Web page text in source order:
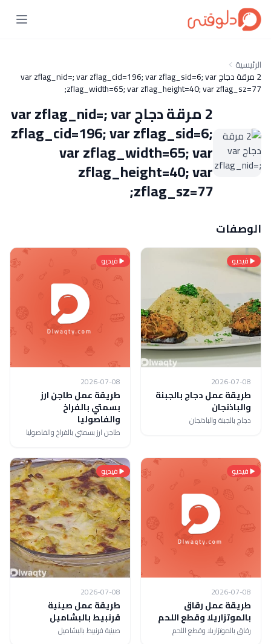
الرئيسية
2 مرقة دجاج var zflag_nid=; var zflag_cid=196; var zflag_sid=6; var
zflag_width=65; var zflag_height=40; var zflag_sz=77;
2 مرقة دجاج var zflag_nid=; var
zflag_cid=196; var zflag_sid=6;
var zflag_width=65; var
zflag_height=40; var
zflag_sz=77;
الوصفات
فيديو
2026-07-08
طريقة عمل دجاج بالجبنة
والباذنجان
دجاج بالجبنة والباذنجان
فيديو
2026-07-08
طريقة عمل طاجن ارز
بسمتي بالفراخ
والفاصوليا
طاجن ارز بسمتي بالفراخ والفاصوليا
فيديو
2026-07-08
طريقة عمل رقاق
بالموتزاريلا وقطع اللحم
رقاق بالموتزاريلا وقطع اللحم
فيديو
2026-07-08
طريقة عمل صينية
قرنبيط بالبشاميل
صينية قرنبيط بالبشاميل